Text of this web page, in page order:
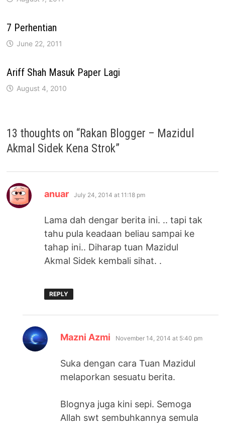
7 Perhentian
June 22, 2011
Ariff Shah Masuk Paper Lagi
August 4, 2010
13 thoughts on “Rakan Blogger – Mazidul
Akmal Sidek Kena Strok”
anuar says:
July 24, 2014 at 11:18 pm
Lama dah dengar berita ini. .. tapi tak
tahu pula keadaan beliau sampai ke
tahap ini.. Diharap tuan Mazidul
Akmal Sidek kembali sihat. .
REPLY
Mazni Azmi says:
November 14, 2014 at 5:40 pm
Suka dengan cara Tuan Mazidul
melaporkan sesuatu berita.
Blognya juga kini sepi. Semoga
Allah swt sembuhkannya semula